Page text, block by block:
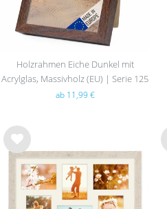
Holzrahmen Eiche Dunkel mit
Acrylglas, Massivholz (EU) | Serie 125
ab 11,99 €
Wu
nsc
hlist